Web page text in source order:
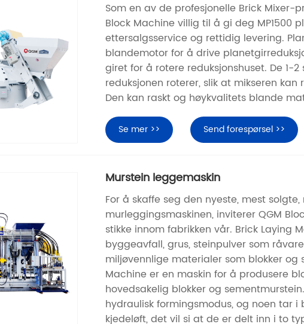
Som en av de profesjonelle Brick Mixer-
Block Machine villig til å gi deg MP1500
ettersalgsservice og rettidig levering.
blandemotor for å drive
giret for å rotere reduksjonshuset. De 1-
reduksjonen roterer, slik at mikseren kan
Den kan raskt og høykvalitets blande
Se mer >> Send forespørsel >>
Murstein leggemaskin
For å skaffe seg den nyeste, mest
murleggingsmaskinen, inviterer QGM
stikke innom fabrikken vår. Brick Laying
byggeavfall, grus, steinpulver som
miljøvennlige materialer som blokker og
Machine er en maskin for å produsere
hovedsakelig blokker og
hydraulisk formingsmodus, og noen tar
kjedeløft, det vil si at de er delt inn i to